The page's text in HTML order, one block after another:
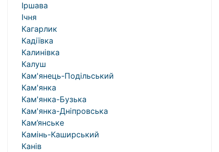
Іршава
Ічня
Кагарлик
Кадіївка
Калинівка
Калуш
Кам'янець-Подільський
Кам'янка
Кам'янка-Бузька
Кам'янка-Дніпровська
Кам’янське
Камінь-Каширський
Канів